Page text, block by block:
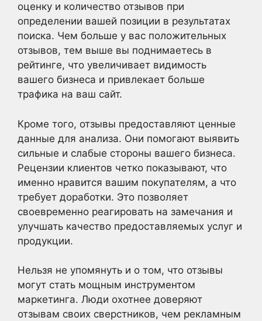
оценку и количество отзывов при
определении вашей позиции в результатах
поиска. Чем больше у вас положительных
отзывов, тем выше вы поднимаетесь в
рейтинге, что увеличивает видимость
вашего бизнеса и привлекает больше
трафика на ваш сайт.
Кроме того, отзывы предоставляют ценные
данные для анализа. Они помогают выявить
сильные и слабые стороны вашего бизнеса.
Рецензии клиентов четко показывают, что
именно нравится вашим покупателям, а что
требует доработки. Это позволяет
своевременно реагировать на замечания и
улучшать качество предоставляемых услуг и
продукции.
Нельзя не упомянуть и о том, что отзывы
могут стать мощным инструментом
маркетинга. Люди охотнее доверяют
отзывам своих сверстников, чем рекламным